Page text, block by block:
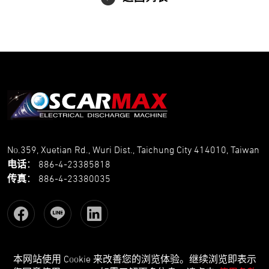
No.359, Xuetian Rd., Wuri Dist., Taichung City 414010, Taiwan
电话： 886-4-23385818
传真： 886-4-23380035
Copyright © OSCARMAX All Rights Reserved. Designedby Lets
本网站使用 Cookie 来改善您的浏览体验。继续浏览即表示